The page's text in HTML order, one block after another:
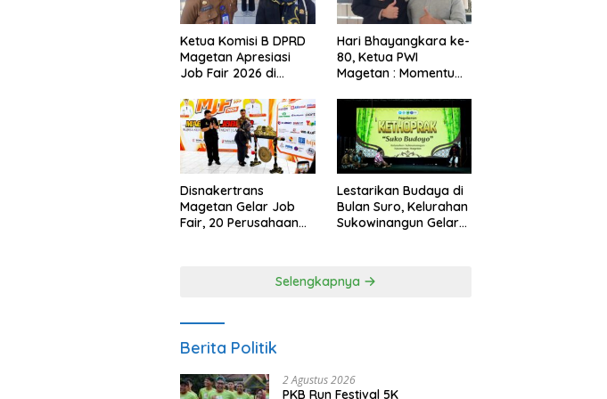
Ketua Komisi B DPRD
Magetan Apresiasi
Job Fair 2026 di
Anggaran
Hari Bhayangkara ke-
80, Ketua PWI
Magetan : Momentum
Kepercayaan Publik
Disnakertrans
Magetan Gelar Job
Fair, 20 Perusahaan
Lestarikan Budaya di
Bulan Suro, Kelurahan
Sukowinangun Gelar
Selengkapnya
Berita Politik
2 Agustus 2026
PKB Run Festival 5K